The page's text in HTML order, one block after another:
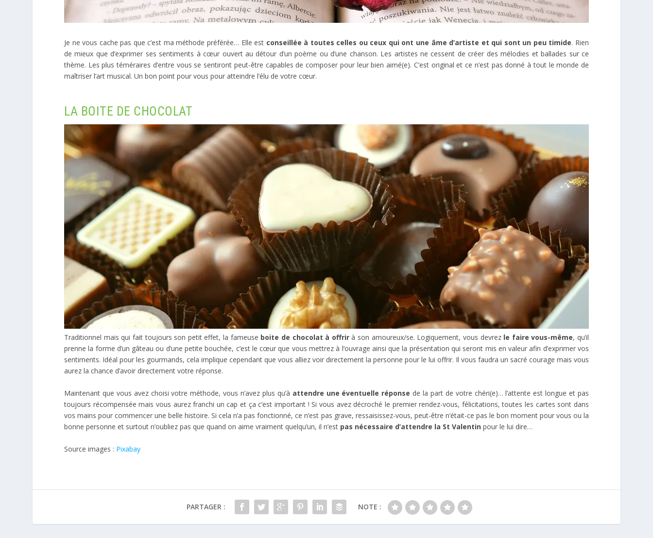
Je ne vous cache pas que c’est ma méthode préférée… Elle est conseillée à toutes celles ou ceux qui ont une âme d’artiste et qui sont un peu timide. Rien
de mieux que d’exprimer ses sentiments à cœur ouvert au détour d’un poème ou d’une chanson. Les artistes ne cessent de créer des mélodies et ballades sur ce
thème. Les plus téméraires d’entre vous se sentiront peut-être capables de composer pour leur bien aimé(e). C’est original et ce n’est pas donné à tout le monde de
maîtriser l’art musical. Un bon point pour vous pour atteindre l’élu de votre cœur.
LA BOITE DE CHOCOLAT
Traditionnel mais qui fait toujours son petit effet, la fameuse boite de chocolat à offrirà son amoureux/se. Logiquement, vous devrez le faire vous-même, qu’il
prenne la forme d’un gâteau ou d’une petite bouchée, c’est le cœur que vous mettrez à l’ouvrage ainsi que la présentation qui seront mis en valeur afin d’exprimer vos
sentiments. Idéal pour les gourmands, cela implique cependant que vous alliez voir directement la personne pour le lui offrir. Il vous faudra un sacré courage mais vous
aurez la chance d’avoir directement votre réponse.
Maintenant que vous avez choisi votre méthode, vous n’avez plus qu’à attendre une éventuelle réponse de la part de votre chéri(e)… l’attente est longue et pas
toujours récompensée mais vous aurez franchi un cap et ça c’est important ! Si vous avez décroché le premier rendez-vous, félicitations, toutes les cartes sont dans
vos mains pour commencer une belle histoire. Si cela n’a pas fonctionné, ce n’est pas grave, ressaisissez-vous, peut-être n’était-ce pas le bon moment pour vous ou la
bonne personne et surtout n’oubliez pas que quand on aime vraiment quelqu’un, il n’est pas nécessaire d’attendre la St Valentin pour le lui dire…
Source images : Pixabay
PARTAGER : NOTE :